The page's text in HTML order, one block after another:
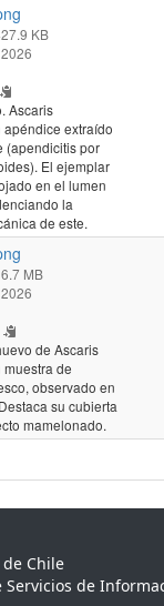
KB
Ascaris
extraído
(apendicitis por
El ejemplar
en el lumen
la
de este.
MB
de Ascaris
de
observado en
su cubierta
mamelonado.
Chile
Servicios de